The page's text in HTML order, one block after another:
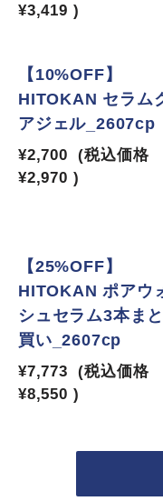
¥3,419 )
【10%OFF】
HITOKAN セラム
アジェル_2607cp
¥2,700
(税込価格
¥2,970 )
【25%OFF】
HITOKAN ポアウ
シュセラム3本ま
買い_2607cp
¥7,773
(税込価格
¥8,550 )